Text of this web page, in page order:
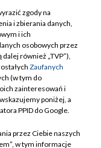
zgody na
i zbierania danych,
i ich
osobowych przez
również „TVP”),
Zaufanych
(w tym do
zainteresowań i
poniżej, a
PPID do Google.
przez Ciebie naszych
w tym informacje